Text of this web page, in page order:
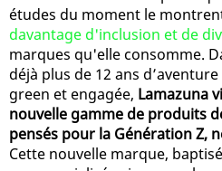
études du moment le
davantage d'inclusion et de
marques qu'elle consomme.
déjà plus de 12 ans
green et engagée, Lamazuna
nouvelle gamme de produits
pensés pour la Génération Z,
Cette nouvelle marque,